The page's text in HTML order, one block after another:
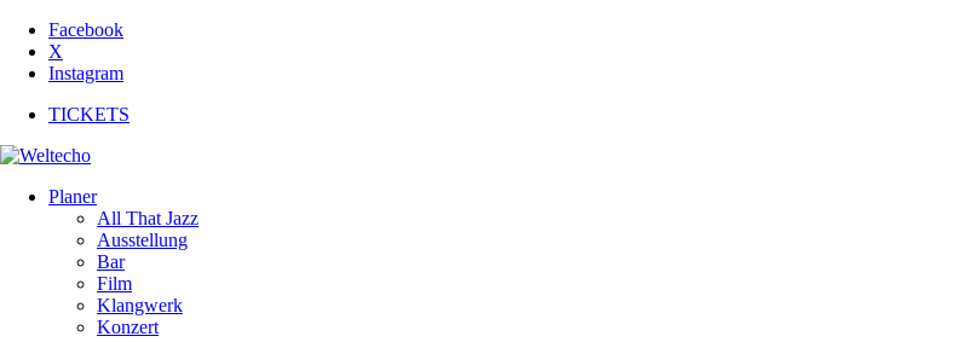
Facebook
X
Instagram
TICKETS
Planer
All That Jazz
Ausstellung
Bar
Film
Klangwerk
Konzert